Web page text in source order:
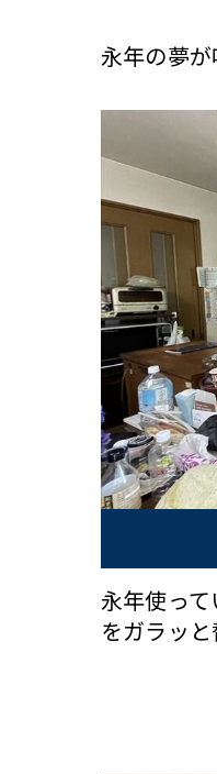
永年の夢
永年使っ
をガラッと